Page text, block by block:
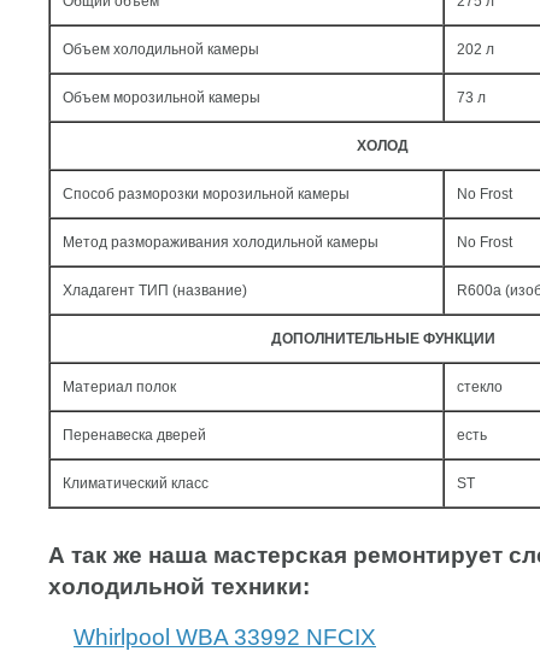
Объем холодильной камеры 202 л
Объем морозильной камеры 73 л
ХОЛОД
Способ разморозки морозильной камеры No Frost
Метод размораживания холодильной камеры No Frost
Хладагент ТИП (название) R600a
ДОПОЛНИТЕЛЬНЫЕ ФУНКЦИИ
Материал полок стекло
Перенавеска дверей есть
Климатический класс ST
А так же наша мастерская ремонтирует
холодильной техники:
Whirlpool WBA 33992 NFCIX